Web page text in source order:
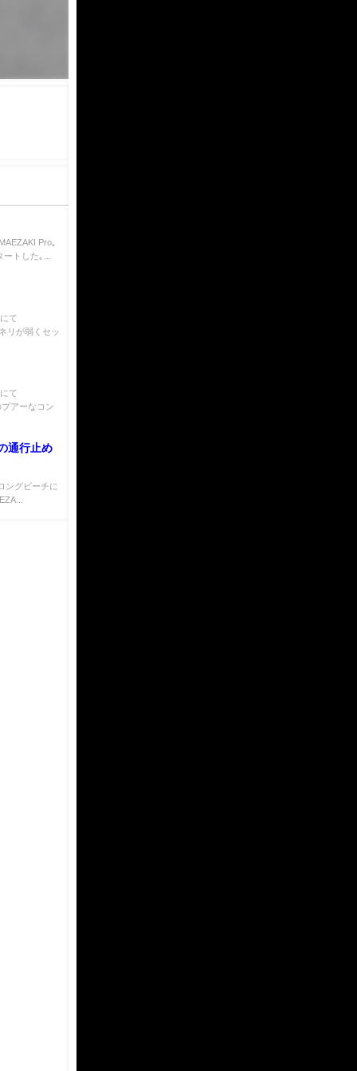
Pro｡
トした｡...
て
リが弱くセッ
て
アーなコン
通行止め
ングビーチに